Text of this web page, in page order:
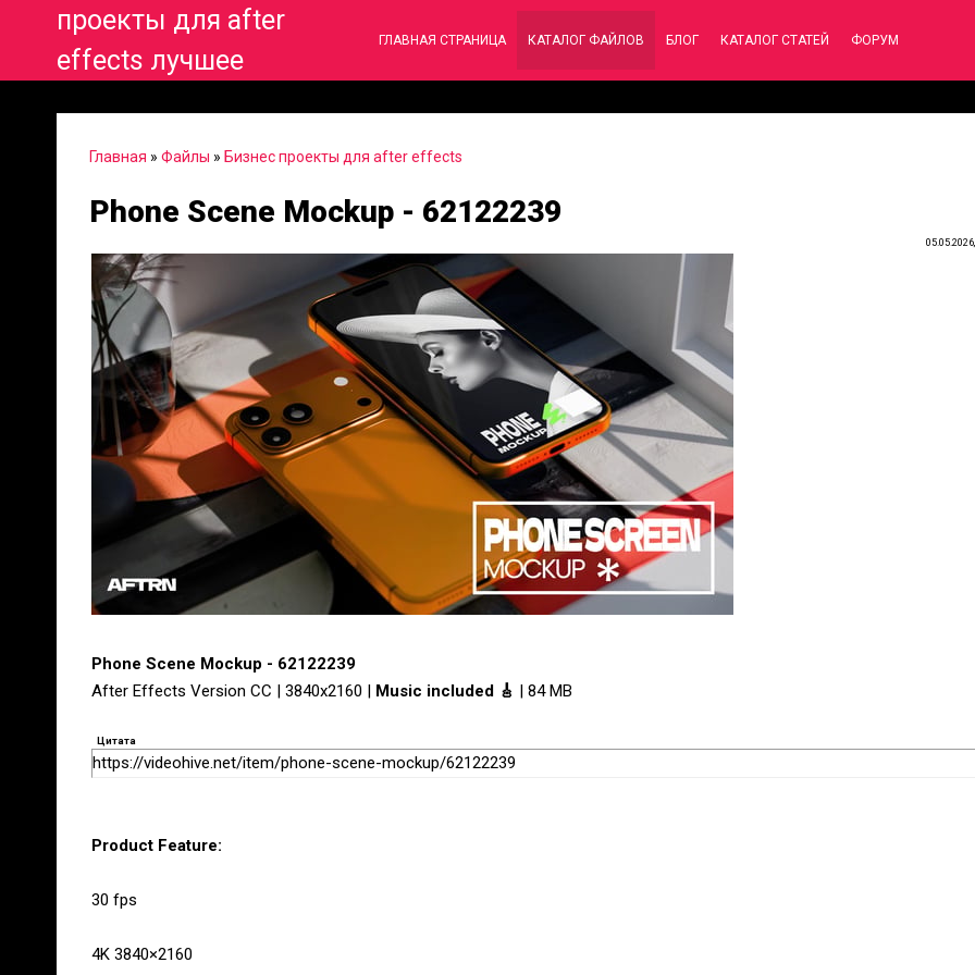
проекты для after
effects лучшее
ГЛАВНАЯ СТРАНИЦА КАТАЛОГ ФАЙЛОВ БЛОГ КАТАЛОГ СТАТЕЙ ФОРУМ
Главная » Файлы » Бизнес проекты для after effects
Phone Scene Mockup - 62122239
Phone Scene Mockup - 62122239
After Effects Version CC | 3840x2160 | Music included 🎸 | 84 MB
Цитата
https://videohive.net/item/phone-scene-mockup/62122239
Product Feature:
30 fps
4K 3840×2160